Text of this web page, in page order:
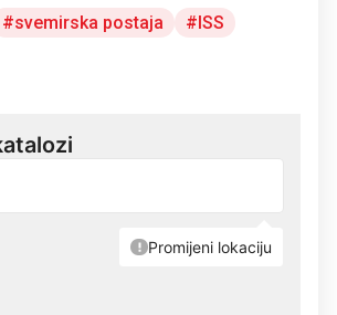
svemirska postaja
ISS